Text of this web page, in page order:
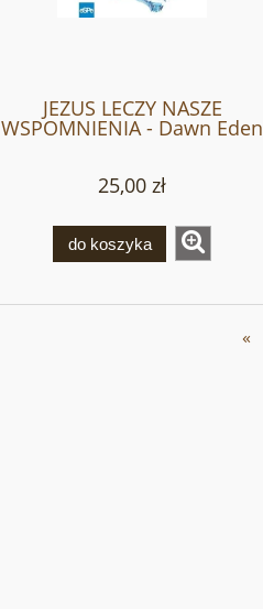
JEZUS LECZY NASZE
WSPOMNIENIA - Dawn Eden
25,00 zł
do koszyka
«